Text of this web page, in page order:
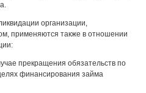
организации,
применяются также в отношении
прекращения обязательств по
финансирования займа